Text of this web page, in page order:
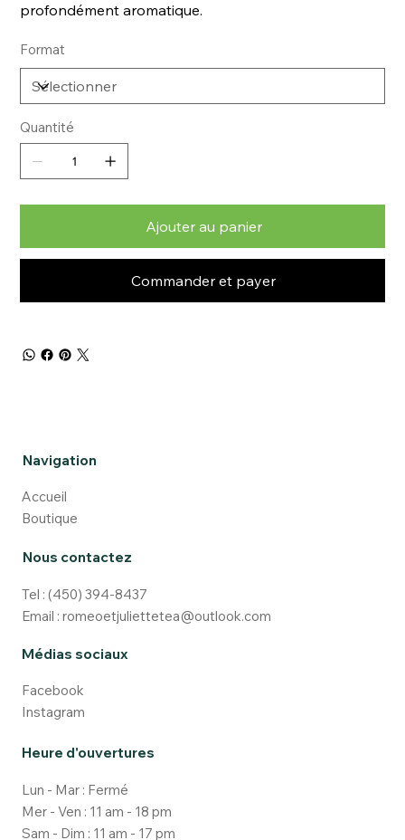
profondément aromatique.
Format
Quantité
Ajouter au panier
Commander et payer
Navigation
Accueil
Boutique
Nous contactez
Tel :(450) 394-8437
Email :romeoetjuliettetea@outlook.com
Médias sociaux
Facebook
Instagram
Heure d'ouvertures
Lun - Mar : Fermé
Mer - Ven : 11 am - 18 pm
Sam - Dim : 11 am - 17 pm